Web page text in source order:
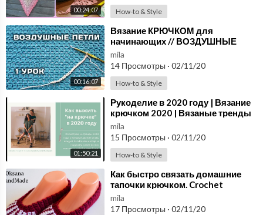
00:24:07 How-to & Style
00:16:07
⁣Вязание КРЮЧКОМ для
начинающих // ВОЗДУШНЫЕ
ПЕТЛИ // 1 урок
mila
14 Просмотры · 02/11/20
How-to & Style
01:50:21
⁣Рукоделие в 2020 году | Вязание
крючком 2020 | Вязаные тренды
2020
mila
15 Просмотры · 02/11/20
How-to & Style
⁣Как быстро связать домашние
тапочки крючком. Crochet
Slippers
mila
17 Просмотры · 02/11/20